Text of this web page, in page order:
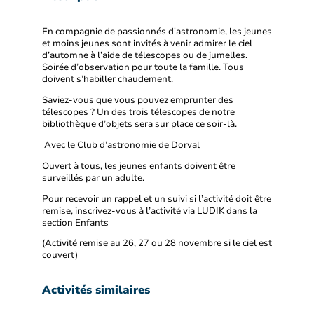
En compagnie de passionnés d'astronomie, les jeunes
et moins jeunes sont invités à venir admirer le ciel
d’automne à l’aide de télescopes ou de jumelles.
Soirée d’observation pour toute la famille. Tous
doivent s’habiller chaudement.
Saviez-vous que vous pouvez emprunter des
télescopes ? Un des trois télescopes de notre
bibliothèque d’objets sera sur place ce soir-là.
Avec le Club d’astronomie de Dorval
Ouvert à tous, les jeunes enfants doivent être
surveillés par un adulte.
Pour recevoir un rappel et un suivi si l’activité doit être
remise, inscrivez-vous à l’activité via LUDIK dans la
section Enfants
(Activité remise au 26, 27 ou 28 novembre si le ciel est
couvert)
Activités similaires